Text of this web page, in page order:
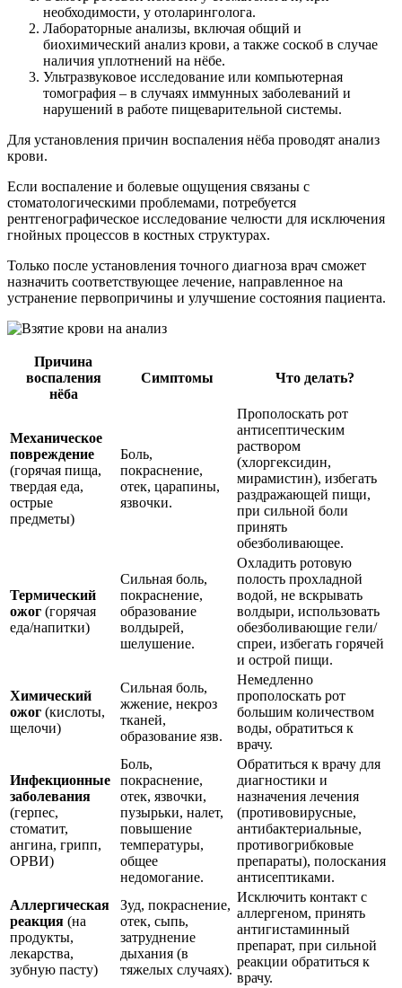
необходимости, у отоларинголога.
Лабораторные анализы, включая общий и
биохимический анализ крови, а также соскоб в случае
наличия уплотнений на нёбе.
Ультразвуковое исследование или компьютерная
томография – в случаях иммунных заболеваний и
нарушений в работе пищеварительной системы.
Для установления причин воспаления нёба проводят анализ
крови.
Если воспаление и болевые ощущения связаны с
стоматологическими проблемами, потребуется
рентгенографическое исследование челюсти для исключения
гнойных процессов в костных структурах.
Только после установления точного диагноза врач сможет
назначить соответствующее лечение, направленное на
устранение первопричины и улучшение состояния пациента.
Причина
воспаления
нёба
Симптомы Что делать?
Механическое
повреждение
(горячая пища,
твердая еда,
острые
предметы)
Боль,
покраснение,
отек, царапины,
язвочки.
Прополоскать рот
антисептическим
раствором
(хлоргексидин,
мирамистин), избегать
раздражающей пищи,
при сильной боли
принять
обезболивающее.
Термический
ожог (горячая
еда/напитки)
Сильная боль,
покраснение,
образование
волдырей,
шелушение.
Охладить ротовую
полость прохладной
водой, не вскрывать
волдыри, использовать
обезболивающие гели/
спреи, избегать горячей
и острой пищи.
Химический
ожог (кислоты,
щелочи)
Сильная боль,
жжение, некроз
тканей,
образование язв.
Немедленно
прополоскать рот
большим количеством
воды, обратиться к
врачу.
Инфекционные
заболевания
(герпес,
стоматит,
ангина, грипп,
ОРВИ)
Боль,
покраснение,
отек, язвочки,
пузырьки, налет,
повышение
температуры,
общее
недомогание.
Обратиться к врачу для
диагностики и
назначения лечения
(противовирусные,
антибактериальные,
противогрибковые
препараты), полоскания
антисептиками.
Аллергическая
реакция (на
продукты,
лекарства,
зубную пасту)
Зуд, покраснение,
отек, сыпь,
затруднение
дыхания (в
тяжелых случаях).
Исключить контакт с
аллергеном, принять
антигистаминный
препарат, при сильной
реакции обратиться к
врачу.